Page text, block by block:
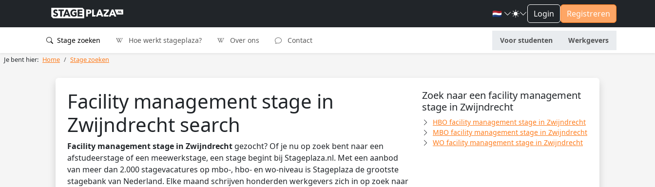
🇳🇱 Login Registreren
Stage zoeken Hoe werkt stageplaza? Over ons Contact Voor studenten Werkgevers
Je bent hier: Home Stage zoeken
Facility management stage in
Zwijndrecht search
Facility management stage in Zwijndrecht gezocht? Of je nu op zoek bent naar een
afstudeerstage of een meewerkstage, een stage begint bij Stageplaza.nl. Met een aanbod
van meer dan 2.000 stagevacatures op mbo-, hbo- en wo-niveau is Stageplaza de grootste
stagebank van Nederland. Elke maand schrijven honderden werkgevers zich in op zoek naar
Zoek naar een facility management
stage in Zwijndrecht
HBO facility management stage in Zwijndrecht
MBO facility management stage in Zwijndrecht
WO facility management stage in Zwijndrecht